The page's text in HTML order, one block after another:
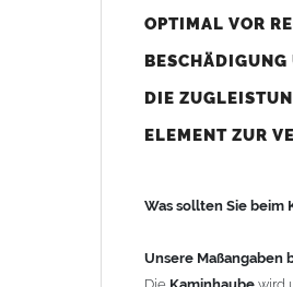
Standardbohrungen?
Bohrungen nicht passen
bis 500mm
ab 1000mm
OPTIMAL VOR
DIE
ELEMENT ZUR
Was sollten Sie beim
Unsere Maßangaben